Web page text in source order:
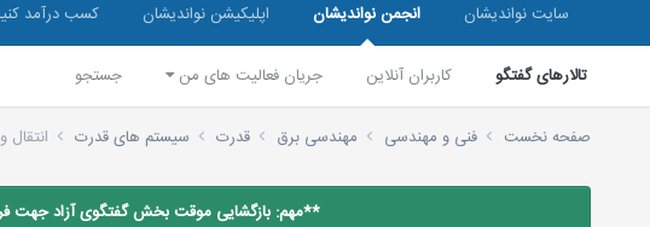
سایت نواندیشان انجمن نواندیشان
تالارهای گفتگو کاربران آنلاین جریان فعالیت های من جستجو
اپلیکیشن نواندیشان کسب درآمد
صفحه نخست فنی و مهندسی مهندسی برق قدرت سیستم های قدرت انتقال
**مهم: بازگشایی موقت بخش گفتگوی آزاد جهت